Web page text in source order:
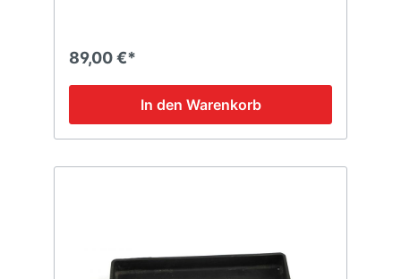
89,00 €*
In den Warenkorb